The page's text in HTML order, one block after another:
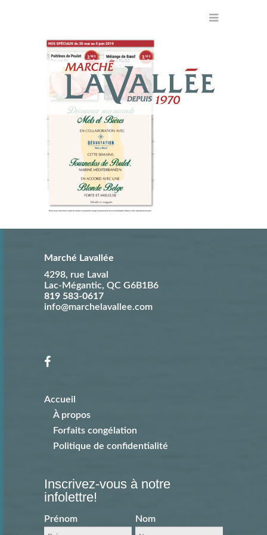
Marché Lavallée
4298, rue Laval
Lac-Mégantic, QC G6B1B6
819 583-0617
info@marchelavallee.com
Accueil
À propos
Forfaits congélation
Politique de confidentialité
Inscrivez-vous à notre
infolettre!
Prénom Nom